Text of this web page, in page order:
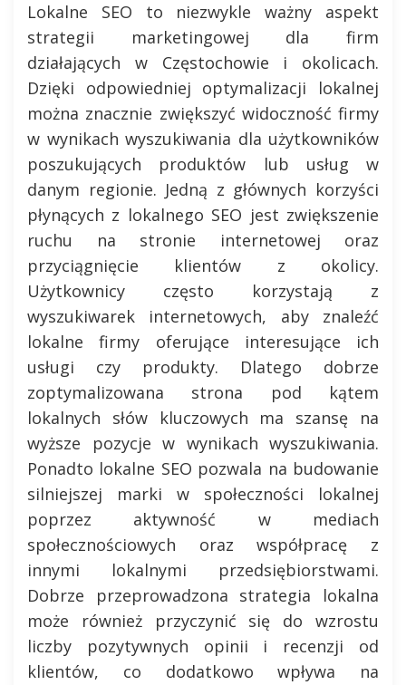
Lokalne SEO to niezwykle ważny aspekt
strategii marketingowej dla firm
działających w Częstochowie i okolicach.
Dzięki odpowiedniej optymalizacji lokalnej
można znacznie zwiększyć widoczność firmy
w wynikach wyszukiwania dla użytkowników
poszukujących produktów lub usług w
danym regionie. Jedną z głównych korzyści
płynących z lokalnego SEO jest zwiększenie
ruchu na stronie internetowej oraz
przyciągnięcie klientów z okolicy.
Użytkownicy często korzystają z
wyszukiwarek internetowych, aby znaleźć
lokalne firmy oferujące interesujące ich
usługi czy produkty. Dlatego dobrze
zoptymalizowana strona pod kątem
lokalnych słów kluczowych ma szansę na
wyższe pozycje w wynikach wyszukiwania.
Ponadto lokalne SEO pozwala na budowanie
silniejszej marki w społeczności lokalnej
poprzez aktywność w mediach
społecznościowych oraz współpracę z
innymi lokalnymi przedsiębiorstwami.
Dobrze przeprowadzona strategia lokalna
może również przyczynić się do wzrostu
liczby pozytywnych opinii i recenzji od
klientów, co dodatkowo wpływa na